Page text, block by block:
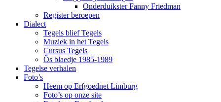
Onderduikster Fanny Friedman
Register beroepen
Dialect
Tegels blief Tegels
Muziek in het Tegels
Cursus Tegels
Ôs blaedje 1985-1989
Tegelse verhalen
Foto’s
Heem op Erfgoednet Limburg
Foto’s op onze site